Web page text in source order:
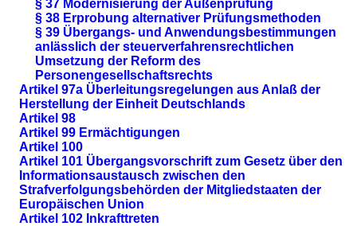
§ 37 Modernisierung der Außenprüfung
§ 38 Erprobung alternativer Prüfungsmethoden
§ 39 Übergangs- und Anwendungsbestimmungen
anlässlich der steuerverfahrensrechtlichen
Umsetzung der Reform des
Personengesellschaftsrechts
Artikel 97a Überleitungsregelungen aus Anlaß der
Herstellung der Einheit Deutschlands
Artikel 98
Artikel 99 Ermächtigungen
Artikel 100
Artikel 101 Übergangsvorschrift zum Gesetz über den
Informationsaustausch zwischen den
Strafverfolgungsbehörden der Mitgliedstaaten der
Europäischen Union
Artikel 102 Inkrafttreten